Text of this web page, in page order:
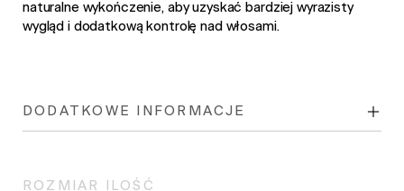
naturalne wykończenie, aby uzyskać bardziej wyrazisty
wygląd i dodatkową kontrolę nad włosami.
DODATKOWE INFORMACJE
ROZMIAR ILOŚĆ